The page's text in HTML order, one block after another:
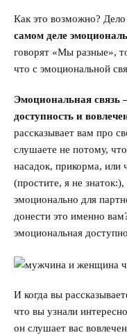
Как это возможно?
самом деле
говорят «Мы разные»,
что с эмоциональной
Эмоциональная связь
доступность и
рассказывает вам про
слушаете не потому,
насадок, прикорма, или
(простите, я не
эмоционально для
донести это именно
эмоциональная
И когда вы
что вы узнали
он слушает вас